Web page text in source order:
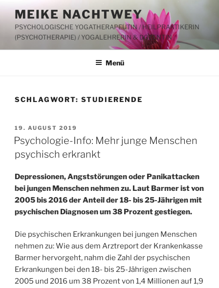
Inhalt
springen
MEIKE NACHTWEY
PSYCHOLOGISCHE YOGATHERAPEUTIN / HEILPRAKTIKERIN
(PSYCHOTHERAPIE) / YOGALEHRERIN & DOZENTIN
Menü
SCHLAGWORT: STUDIERENDE
VERÖFFENTLICHT
AM
19. AUGUST 2019
Psychologie-Info: Mehr junge Menschen
psychisch erkrankt
Depressionen, Angststörungen oder Panikattacken
bei jungen Menschen nehmen zu. Laut Barmer ist von
2005 bis 2016 der Anteil der 18- bis 25-Jährigen mit
psychischen Diagnosen um 38 Prozent gestiegen.
Die psychischen Erkrankungen bei jungen Menschen
nehmen zu: Wie aus dem Arztreport der Krankenkasse
Barmer hervorgeht, nahm die Zahl der psychischen
Erkrankungen bei den 18- bis 25-Jährigen zwischen
2005 und 2016 um 38 Prozent von 1,4 Millionen auf 1,9